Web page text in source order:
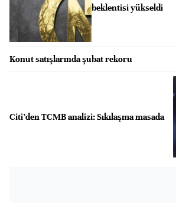
beklentisi yükseldi
Konut satışlarında şubat rekoru
Citi’den TCMB analizi: Sıkılaşma masada